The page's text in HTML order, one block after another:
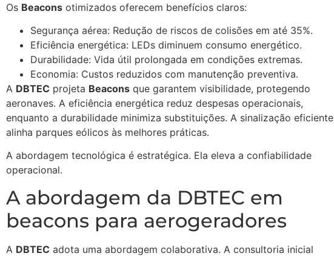
Os Beacons otimizados oferecem benefícios claros:
Segurança aérea: Redução de riscos de colisões em até 35%.
Eficiência energética: LEDs diminuem consumo energético.
Durabilidade: Vida útil prolongada em condições extremas.
Economia: Custos reduzidos com manutenção preventiva.
A DBTEC projeta Beacons que garantem visibilidade, protegendo
aeronaves. A eficiência energética reduz despesas operacionais,
enquanto a durabilidade minimiza substituições. A sinalização eficiente
alinha parques eólicos às melhores práticas.
A abordagem tecnológica é estratégica. Ela eleva a confiabilidade
operacional.
A abordagem da DBTEC em
beacons para aerogeradores
A DBTEC adota uma abordagem colaborativa. A consultoria inicial